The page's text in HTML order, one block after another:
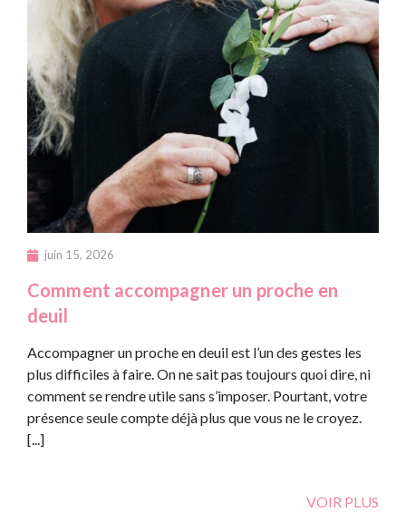
juin 15, 2026
Comment accompagner un proche en
deuil
Accompagner un proche en deuil est l’un des gestes les
plus difficiles à faire. On ne sait pas toujours quoi dire, ni
comment se rendre utile sans s’imposer. Pourtant, votre
présence seule compte déjà plus que vous ne le croyez.
[...]
VOIR PLUS